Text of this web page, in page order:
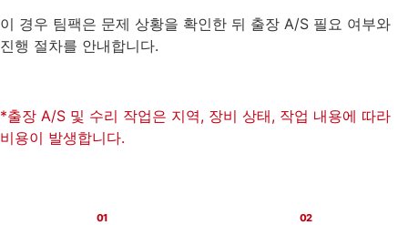
이 경우 팀팩은 문제 상황을 확인한 뒤 출장 A/S 필요 여부와
진행 절차를 안내합니다.
*출장 A/S 및 수리 작업은 지역, 장비 상태, 작업 내용에 따라
비용이 발생합니다.
01 02